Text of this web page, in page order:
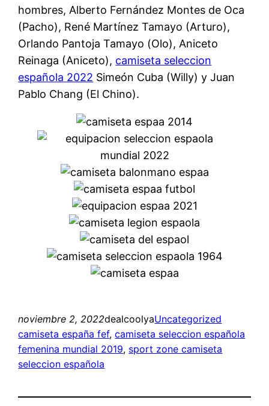
hombres, Alberto Fernández Montes de Oca
(Pacho), René Martínez Tamayo (Arturo),
Orlando Pantoja Tamayo (Olo), Aniceto
Reinaga (Aniceto), camiseta seleccion
española 2022 Simeón Cuba (Willy) y Juan
Pablo Chang (El Chino).
noviembre 2, 2022dealcoolyaUncategorized
camiseta españa fef, camiseta seleccion española
femenina mundial 2019, sport zone camiseta
seleccion española